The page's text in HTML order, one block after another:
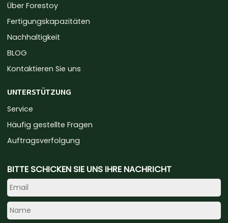
Über Forestoy
Fertigungskapazitäten
Nachhaltigkeit
BLOG
Kontaktieren Sie uns
UNTERSTÜTZUNG
Service
Häufig gestellte Fragen
Auftragsverfolgung
BITTE SCHICKEN SIE UNS IHRE NACHRICHT